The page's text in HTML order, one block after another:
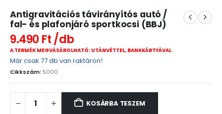
Antigravitációs távirányítós autó /
fal- és plafonjáró sportkocsi (BBJ)
9.490 Ft
A TERMÉK MEGVÁSÁROLHATÓ: UTÁNVÉTTEL, BANKKÁRTYÁVAL
Már csak 77 db van raktáron!
Cikkszám: 5000
KOSÁRBA TESZEM